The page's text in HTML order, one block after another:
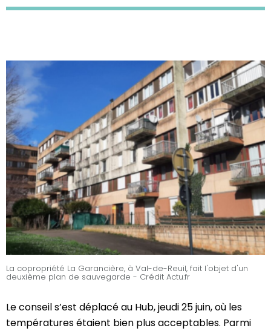
La copropriété La Garancière, à Val-de-Reuil, fait l'objet d'un
deuxième plan de sauvegarde - Crédit Actu.fr
Le conseil s’est déplacé au Hub, jeudi 25 juin, où les
températures étaient bien plus acceptables. Parmi